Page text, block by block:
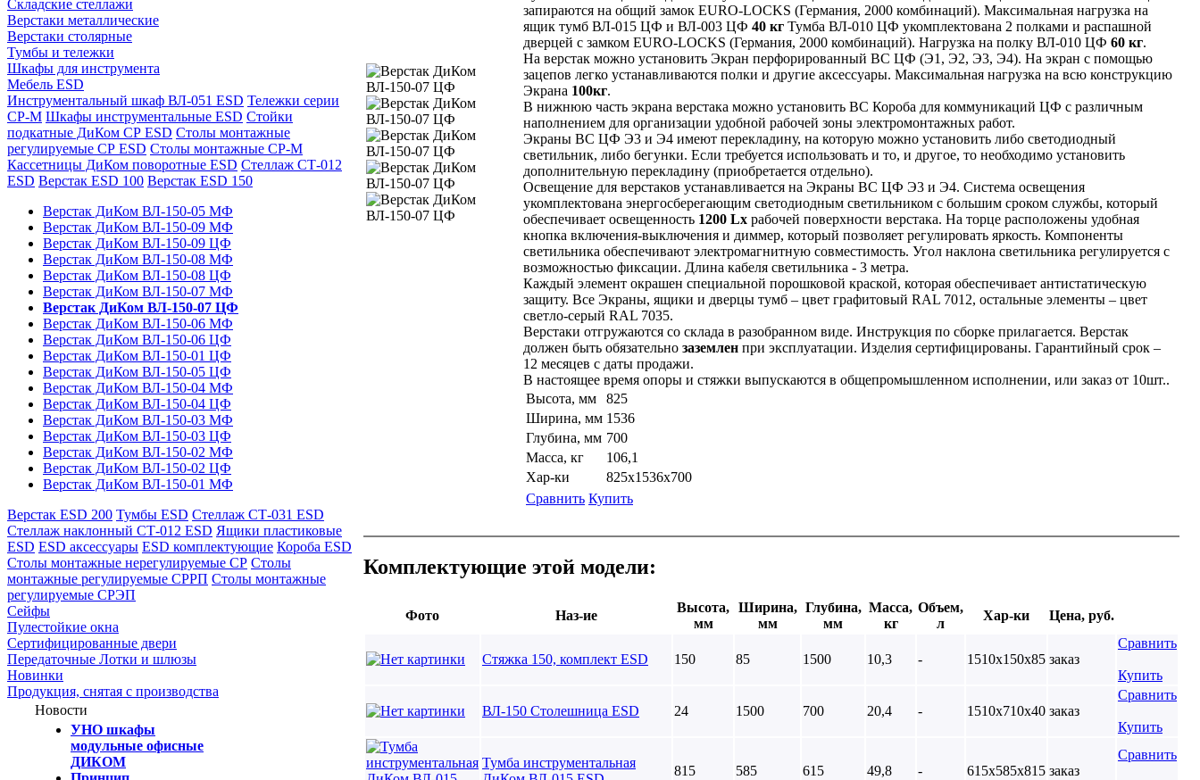
Складские стеллажи
Верстаки металлические
Верстаки столярные
Тумбы и тележки
Шкафы для инструмента
Мебель ESD
Инструментальный шкаф ВЛ-051 ESD Тележки серии
СР-М Шкафы инструментальные ESD Стойки
подкатные ДиКом СР ESD Столы монтажные
регулируемые СР ESD Столы монтажные СР-М
Кассетницы ДиКом поворотные ESD Стеллаж СТ-012
ESD Верстак ESD 100 Верстак ESD 150
Верстак ДиКом ВЛ-150-05 МФ
Верстак ДиКом ВЛ-150-09 МФ
Верстак ДиКом ВЛ-150-09 ЦФ
Верстак ДиКом ВЛ-150-08 МФ
Верстак ДиКом ВЛ-150-08 ЦФ
Верстак ДиКом ВЛ-150-07 МФ
Верстак ДиКом ВЛ-150-07 ЦФ
Верстак ДиКом ВЛ-150-06 МФ
Верстак ДиКом ВЛ-150-06 ЦФ
Верстак ДиКом ВЛ-150-01 ЦФ
Верстак ДиКом ВЛ-150-05 ЦФ
Верстак ДиКом ВЛ-150-04 МФ
Верстак ДиКом ВЛ-150-04 ЦФ
Верстак ДиКом ВЛ-150-03 МФ
Верстак ДиКом ВЛ-150-03 ЦФ
Верстак ДиКом ВЛ-150-02 МФ
Верстак ДиКом ВЛ-150-02 ЦФ
Верстак ДиКом ВЛ-150-01 МФ
Верстак ESD 200 Тумбы ESD Стеллаж СТ-031 ESD
Стеллаж наклонный СТ-012 ESD Ящики пластиковые
ESD ESD аксессуары ESD комплектующие Короба ESD
Столы монтажные нерегулируемые СР Столы
монтажные регулируемые СРРП Столы монтажные
регулируемые СРЭП
Сейфы
Пулестойкие окна
Сертифицированные двери
Передаточные Лотки и шлюзы
Новинки
Продукция, снятая с производства
Новости
УНО шкафы
модульные офисные
ДИКОМ
запираются на общий замок EURO-LOCKS (Германия, 2000 комбинаций). Максимальная нагрузка на
ящик тумб ВЛ-015 ЦФ и ВЛ-003 ЦФ 40 кг Тумба ВЛ-010 ЦФ укомплектована 2 полками и распашной
дверцей с замком EURO-LOCKS (Германия, 2000 комбинаций). Нагрузка на полку ВЛ-010 ЦФ 60 кг.
На верстак можно установить Экран перфорированный ВС ЦФ (Э1, Э2, Э3, Э4). На экран с помощью
зацепов легко устанавливаются полки и другие аксессуары. Максимальная нагрузка на всю конструкцию
Экрана 100кг.
В нижнюю часть экрана верстака можно установить ВС Короба для коммуникаций ЦФ с различным
наполнением для организации удобной рабочей зоны электромонтажных работ.
Экраны ВС ЦФ Э3 и Э4 имеют перекладину, на которую можно установить либо светодиодный
светильник, либо бегунки. Если требуется использовать и то, и другое, то необходимо установить
дополнительную перекладину (приобретается отдельно).
Освещение для верстаков устанавливается на Экраны ВС ЦФ Э3 и Э4. Система освещения
укомплектована энергосберегающим светодиодным светильником с большим сроком службы, который
обеспечивает освещенность 1200 Lx рабочей поверхности верстака. На торце расположены удобная
кнопка включения-выключения и диммер, который позволяет регулировать яркость. Компоненты
светильника обеспечивают электромагнитную совместимость. Угол наклона светильника регулируется с
возможностью фиксации. Длина кабеля светильника - 3 метра.
Каждый элемент окрашен специальной порошковой краской, которая обеспечивает антистатическую
защиту. Все Экраны, ящики и дверцы тумб – цвет графитовый RAL 7012, остальные элементы – цвет
светло-серый RAL 7035.
Верстаки отгружаются со склада в разобранном виде. Инструкция по сборке прилагается. Верстак
должен быть обязательно заземлен при эксплуатации. Изделия сертифицированы. Гарантийный срок –
12 месяцев с даты продажи.
В настоящее время опоры и стяжки выпускаются в общепромышленном исполнении, или заказ от 10шт..
Высота, мм
825
Ширина, мм 1536
Глубина, мм 700
Масса, кг
106,1
Хар-ки
825х1536х700
Сравнить Купить
Комплектующие этой модели:
Фото Наз-ие
Высота,
мм
Ширина,
мм
Глубина,
мм
Масса,
кг
Объем,
л
Хар-ки Цена, руб.
Стяжка 150, комплект ESD 150 85 1500 10,3 - 1510х150х85 заказ
Сравнить
Купить
ВЛ-150 Столешница ESD 24 1500 700 20,4 - 1510х710х40 заказ
Сравнить
Купить
Тумба инструментальная
815 585 615 49,8 - 615х585х815 заказ
Сравнить